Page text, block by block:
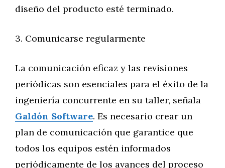
diseño del producto esté terminado.
‍3. Comunicarse regularmente
La comunicación eficaz y las revisiones
periódicas son esenciales para el éxito de la
ingeniería concurrente en su taller, señala
Galdón Software. Es necesario crear un
plan de comunicación que garantice que
todos los equipos estén informados
periódicamente de los avances del proceso